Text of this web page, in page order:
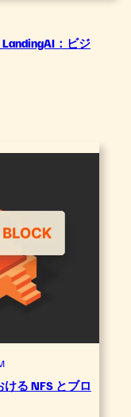
：ビジ
る NFS とブロ